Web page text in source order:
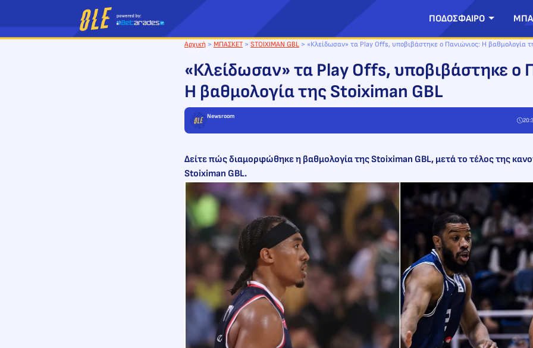
περιεχόμενο
ΠΟΔΟΣΦΑΙΡΟ
Αρχική > ΜΠΑΣΚΕΤ > STOIXIMAN GBL > «Κλείδωσαν» τα Play Offs, υποβιβάστηκε ο Πανιώνιος: Η βαθμολογία
«Κλείδωσαν» τα Play Offs, υποβιβάστηκε ο
Η βαθμολογία της Stoiximan GBL
Newsroom
Δείτε πώς διαμορφώθηκε η βαθμολογία της Stoiximan GBL, μετά το τέλος της
Stoiximan GBL.